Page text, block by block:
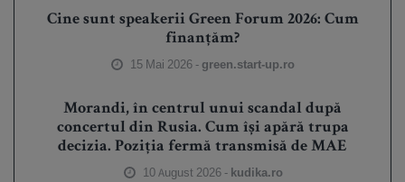
Cine sunt speakerii Green Forum 2026: Cum
finanțăm?
15 Mai 2026 - green.start-up.ro
Morandi, în centrul unui scandal după
concertul din Rusia. Cum își apără trupa
decizia. Poziția fermă transmisă de MAE
10 August 2026 - kudika.ro